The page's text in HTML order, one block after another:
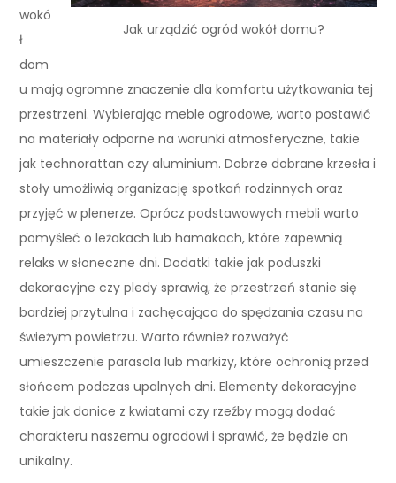
Jak urządzić ogród wokół domu?
wokó
ł
dom
u mają ogromne znaczenie dla komfortu użytkowania tej
przestrzeni. Wybierając meble ogrodowe, warto postawić
na materiały odporne na warunki atmosferyczne, takie
jak technorattan czy aluminium. Dobrze dobrane krzesła i
stoły umożliwią organizację spotkań rodzinnych oraz
przyjęć w plenerze. Oprócz podstawowych mebli warto
pomyśleć o leżakach lub hamakach, które zapewnią
relaks w słoneczne dni. Dodatki takie jak poduszki
dekoracyjne czy pledy sprawią, że przestrzeń stanie się
bardziej przytulna i zachęcająca do spędzania czasu na
świeżym powietrzu. Warto również rozważyć
umieszczenie parasola lub markizy, które ochronią przed
słońcem podczas upalnych dni. Elementy dekoracyjne
takie jak donice z kwiatami czy rzeźby mogą dodać
charakteru naszemu ogrodowi i sprawić, że będzie on
unikalny.